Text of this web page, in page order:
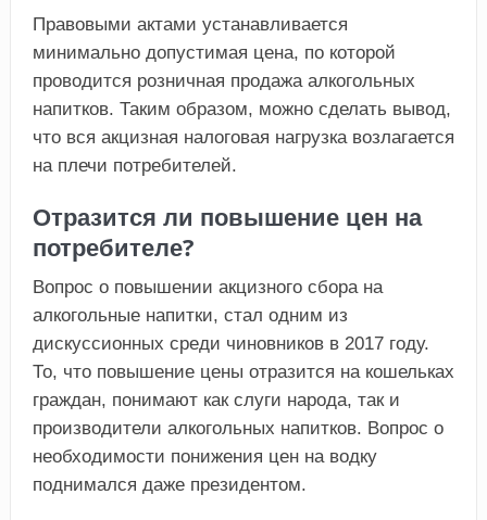
Правовыми актами устанавливается
минимально допустимая цена, по которой
проводится розничная продажа алкогольных
напитков. Таким образом, можно сделать вывод,
что вся акцизная налоговая нагрузка возлагается
на плечи потребителей.
Отразится ли повышение цен на
потребителе?
Вопрос о повышении акцизного сбора на
алкогольные напитки, стал одним из
дискуссионных среди чиновников в 2017 году.
То, что повышение цены отразится на кошельках
граждан, понимают как слуги народа, так и
производители алкогольных напитков. Вопрос о
необходимости понижения цен на водку
поднимался даже президентом.